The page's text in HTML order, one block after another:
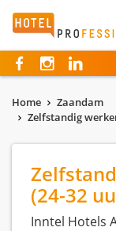
Home
Zaandam
Zelfstandig
(24-32
Inntel Hotels